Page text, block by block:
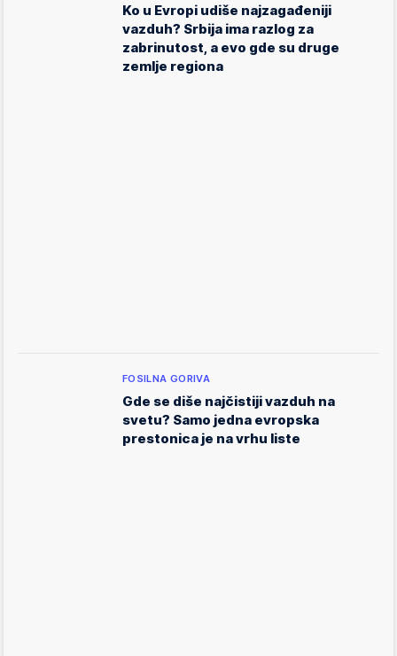
Ko u Evropi udiše najzagađeniji
vazduh? Srbija ima razlog za
zabrinutost, a evo gde su druge
zemlje regiona
FOSILNA GORIVA
Gde se diše najčistiji vazduh na
svetu? Samo jedna evropska
prestonica je na vrhu liste